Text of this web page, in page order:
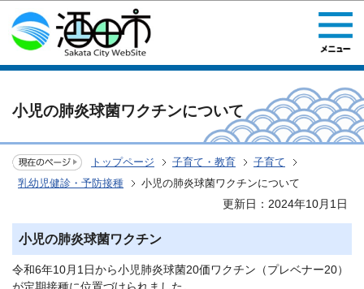
このページの本文へ移動
小児の肺炎球菌ワクチンについて
トップページ 子育て・教育
子育て
乳幼児健診・予防接種
小児の肺炎球菌ワクチンについて
更新日：2024年10月1日
小児の肺炎球菌ワクチン
令和6年10月1日から小児肺炎球菌20価ワクチン（プレベナー20）
が定期接種に位置づけられました。